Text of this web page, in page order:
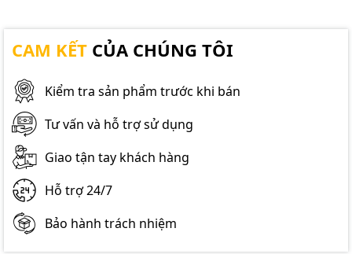
CAM KẾT CỦA CHÚNG TÔI
Kiểm tra sản phẩm trước khi bán
Tư vấn và hỗ trợ sử dụng
Giao tận tay khách hàng
Hỗ trợ 24/7
Bảo hành trách nhiệm